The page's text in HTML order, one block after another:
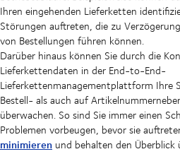
Ihren eingehenden Lieferketten
Störungen auftreten, die zu
von Bestellungen führen können.
Darüber hinaus können Sie durch die
Lieferkettendaten in der End-to-End-
Lieferkettenmanagementplattform Ihre
Bestell- als auch auf
überwachen. So sind Sie immer einen
Problemen vorbeugen, bevor sie
minimieren und behalten den Überblick